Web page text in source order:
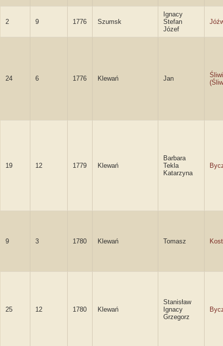
2 9 1776 Szumsk
Ignacy
Stefan
Józef
24 6 1776 Klewań Jan
19 12 1779 Klewań
Barbara
Tekla
Katarzyna
9 3 1780 Klewań Tomasz
25 12 1780 Klewań
Stanisław
Ignacy
Grzegorz